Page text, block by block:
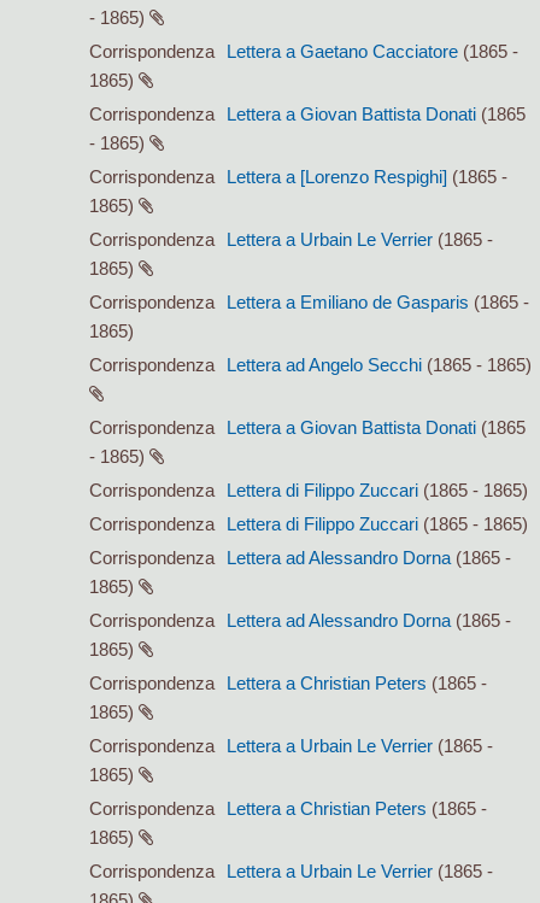
- 1865)
Corrispondenza
Lettera a Gaetano Cacciatore (1865 -
1865)
Corrispondenza
Lettera a Giovan Battista Donati (1865
- 1865)
Corrispondenza
Lettera a [Lorenzo Respighi] (1865 -
1865)
Corrispondenza
Lettera a Urbain Le Verrier (1865 -
1865)
Corrispondenza
Lettera a Emiliano de Gasparis (1865 -
1865)
Corrispondenza
Lettera ad Angelo Secchi (1865 - 1865)
Corrispondenza Lettera a Giovan Battista Donati (1865
- 1865)
Corrispondenza
Lettera di Filippo Zuccari (1865 - 1865)
Corrispondenza
Lettera di Filippo Zuccari (1865 - 1865)
Corrispondenza
Lettera ad Alessandro Dorna (1865 -
1865)
Corrispondenza
Lettera ad Alessandro Dorna (1865 -
1865)
Corrispondenza
Lettera a Christian Peters (1865 -
1865)
Corrispondenza
Lettera a Urbain Le Verrier (1865 -
1865)
Corrispondenza
Lettera a Christian Peters (1865 -
1865)
Corrispondenza
Lettera a Urbain Le Verrier (1865 -